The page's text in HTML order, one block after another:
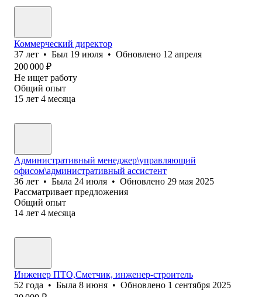
Коммерческий директор
37 лет • Был 19 июля • Обновлено 12 апреля
200 000 ₽
Не ищет работу
Общий опыт
15 лет 4 месяца
Административный менеджер\управляющий
офисом\административный ассистент
36 лет • Была 24 июля • Обновлено 29 мая 2025
Рассматривает предложения
Общий опыт
14 лет 4 месяца
Инженер ПТО,Сметчик, инженер-строитель
52 года • Была 8 июня • Обновлено 1 сентября 2025